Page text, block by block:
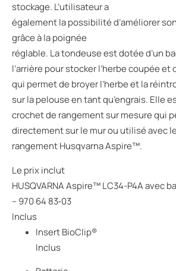
stockage. L’utilisateur a
également la possibilité d’améliorer
grâce à la poignée
réglable. La tondeuse est dotée d’un
l’arrière pour stocker l’herbe coupée et
qui permet de broyer l’herbe et la
sur la pelouse en tant qu’engrais. Elle
crochet de rangement sur mesure qui
directement sur le mur ou utilisé avec
rangement Husqvarna Aspire™.
Le prix inclut
HUSQVARNA Aspire™ LC34-P4A avec
– 970 64 83‑03
Inclus
Insert BioClip®
Inclus